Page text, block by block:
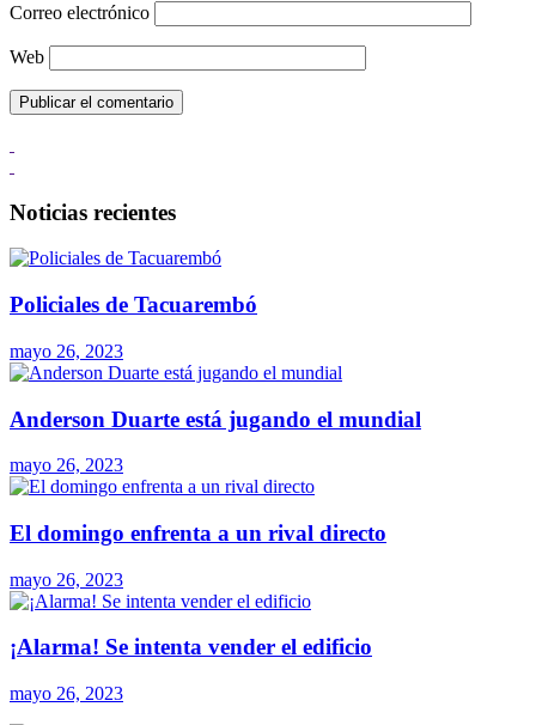
Correo electrónico
Web
Noticias recientes
Policiales de Tacuarembó
mayo 26, 2023
Anderson Duarte está jugando el mundial
mayo 26, 2023
El domingo enfrenta a un rival directo
mayo 26, 2023
¡Alarma! Se intenta vender el edificio
mayo 26, 2023